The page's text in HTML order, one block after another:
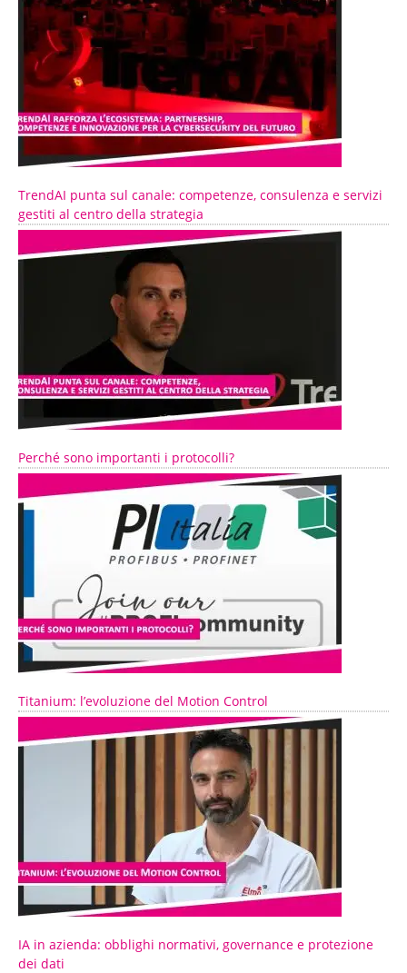
TrendAI punta sul canale: competenze, consulenza e servizi
gestiti al centro della strategia
Perché sono importanti i protocolli?
Titanium: l’evoluzione del Motion Control
IA in azienda: obblighi normativi, governance e protezione
dei dati